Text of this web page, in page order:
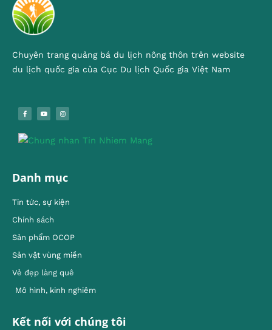
Chuyên trang quảng bá du lịch nông thôn trên website
du lịch quốc gia của Cục Du lịch Quốc gia Việt Nam
Danh mục
Tin tức, sự kiện
Chính sách
Sản phẩm OCOP
Sản vật vùng miền
Vẻ đẹp làng quê
Mô hình, kinh nghiêm
Kết nối với chúng tôi